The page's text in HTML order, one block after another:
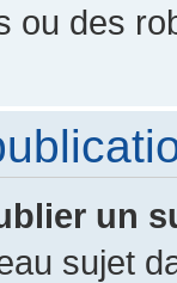
ou des
un
sujet